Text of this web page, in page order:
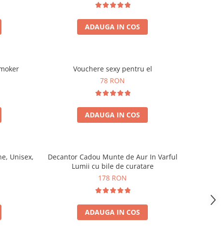
ADAUGA IN COS
Vouchere sexy pentru el
78 RON
ADAUGA IN COS
Unisex,
Decantor Cadou Munte de Aur In Varful
Lumii cu bile de curatare
178 RON
ADAUGA IN COS